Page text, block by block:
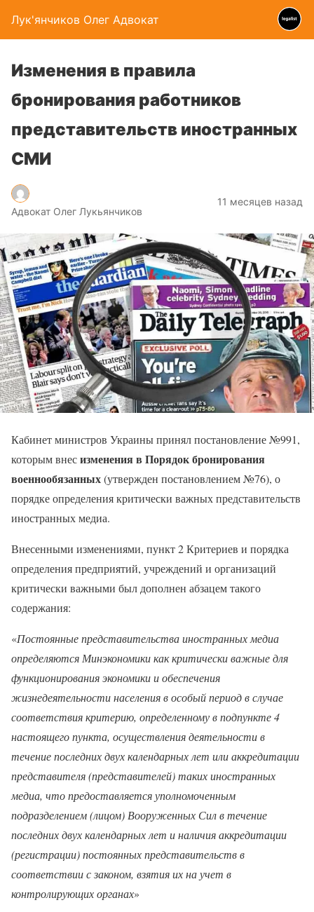
Лук'янчиков Олег Адвокат
Изменения в правила
бронирования работников
представительств иностранных
СМИ
Адвокат Олег Лукьянчиков
11 месяцев назад
Кабинет министров Украины принял постановление №991,
которым внесизменения в Порядок бронирования
военнообязанных(утвержден постановлением №76), о
порядке определения критически важных представительств
иностранных медиа.
Внесенными изменениями, пункт 2 Критериев и порядка
определения предприятий, учреждений и организаций
критически важными был дополнен абзацем такого
содержания:
«Постоянные представительства иностранных медиа
определяются Минэкономики как критически важные для
функционирования экономики и обеспечения
жизнедеятельности населения в особый период в случае
соответствия критерию, определенному в подпункте 4
настоящего пункта, осуществления деятельности в
течение последних двух календарных лет или аккредитации
представителя (представителей) таких иностранных
медиа, что предоставляется уполномоченным
подразделением (лицом) Вооруженных Сил в течение
последних двух календарных лет и наличия аккредитации
(регистрации) постоянных представительств в
соответствии с законом, взятия их на учет в
контролирующих органах»